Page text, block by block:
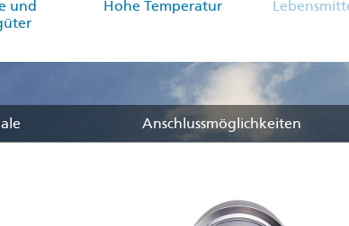
und
Hohe Temperatur
Anschlussmöglichkeiten